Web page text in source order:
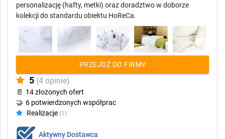
personalizację (hafty, metki) oraz doradztwo w doborze
kolekcji do standardu obiektu HoReCa.
PRZEJDŹ DO FIRMY
5 (4 opinie)
📄 14 złożonych ofert
🤝 6 potwierdzonych współprac
Realizacje (1)
Aktywny Dostawca